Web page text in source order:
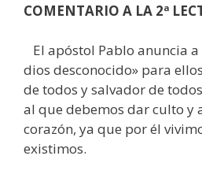
COMENTARIO A LA 2ª
El apóstol Pablo anuncia
dios desconocido» para
de todos y salvador de
al que debemos dar culto y
corazón, ya que por él
existimos.